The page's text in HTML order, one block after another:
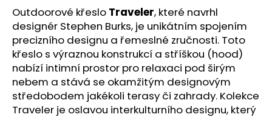
hvězdiček.
Outdoorové křeslo Traveler, které navrhl
designér Stephen Burks, je unikátním spojením
precizního designu a řemeslné zručnosti. Toto
křeslo s výraznou konstrukcí a stříškou (hood)
nabízí intimní prostor pro relaxaci pod širým
nebem a stává se okamžitým designovým
středobodem jakékoli terasy či zahrady. Kolekce
Traveler je oslavou interkulturního designu, který
D
o
p
o
r
u
č